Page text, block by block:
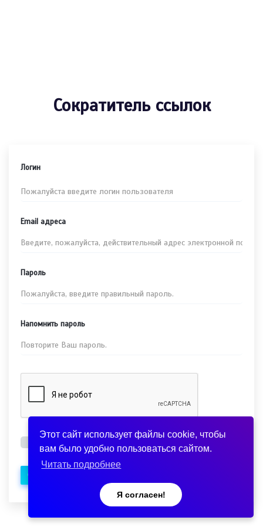
Этот сайт использует файлы cookie, чтобы
вам было удобно пользоваться сайтом.
Читать подробнее
Я согласен!
Сократитель ссылок
Логин
Email адреса
Пароль
Напомнить пароль
политикой конфиденциальности .
Создать аккаунт